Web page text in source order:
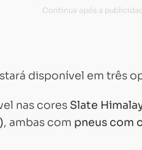
disponível em três
nas cores Slate
, ambas com pneus com